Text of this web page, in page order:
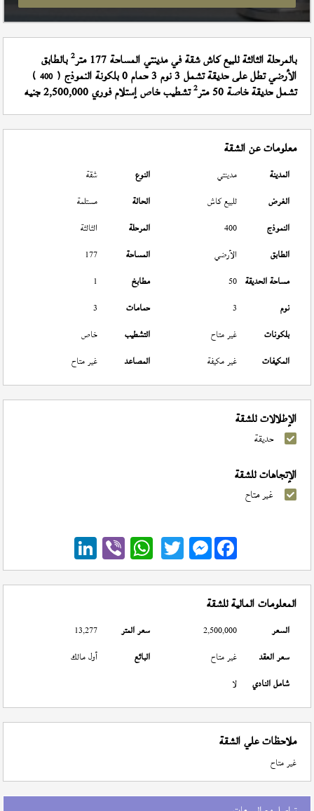
بالمرحلة الثالثة للبيع كاش شقة في مدينتي المساحة 177 متر 2بالطابق
الأرضي تطل على حديقة تشمل 3 نوم 3 حمام 0 بلكونة النموذج ( 400
)
تشمل حديقة خاصة 50 متر 2تشطيب خاص إستلام فوري 2,500,000 جنيه
معلومات عن الشقة
المدينة مدينتي النوع
شقة
الغرض
للبيع كاش الحالة
مستلمة
النموذج
400 المرحلة
الثالثة
الطابق
الأرضي المساحة
177
مساحة الحديقة 50 مطابخ
1
نوم
3 حمامات
3
بلكونات
غير متاح التشطيب
خاص
المكيفات
غير مكيفة المصاعد غير متاح
الإطلالات للشقة
حديقة
الإتجاهات للشقة
غير متاح
Messenger
المعلومات المالية للشقة
السعر 2,500,000 سعر المتر
13,277
سعر العقد
غير متاح البائع
أول مالك
شامل النادي
لا
ملاحظات علي الشقة
غير متاح